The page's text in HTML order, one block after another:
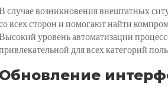
случае возникновения внештатных
всех сторон и помогают найти
уровень автоматизации
для всех категорий
Обновление